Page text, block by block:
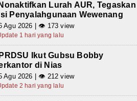
Lurah AUR, Tegaskan
Penyalahgunaan Wewenang
Agu 2026 | 👁 173 view
1 hari yang lalu
Ikut Gubsu Bobby
di Nias
Agu 2026 | 👁 212 view
2 hari yang lalu